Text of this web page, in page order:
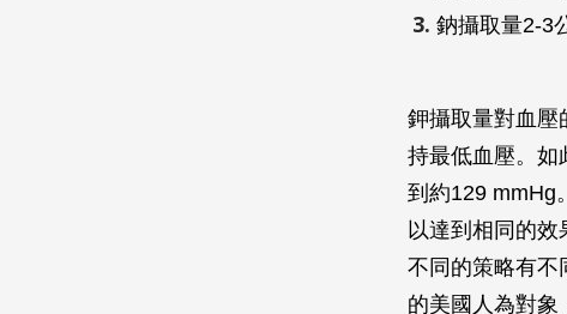
鈉攝取量2-3
鉀攝取量對血壓
持最低血壓。如
到約129 mmHg
以達到相同的效
不同的策略有不
的美國人為對象